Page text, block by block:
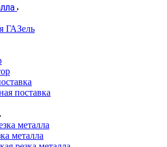
ГАЗель
поставка
металла
металла